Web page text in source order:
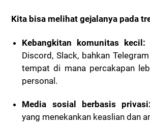
Kita bisa melihat gejalanya pada
Kebangkitan komunitas kecil:
Discord, Slack, bahkan
tempat di mana percakapan
personal.
Media sosial berbasis privasi:
yang menekankan keaslian dan